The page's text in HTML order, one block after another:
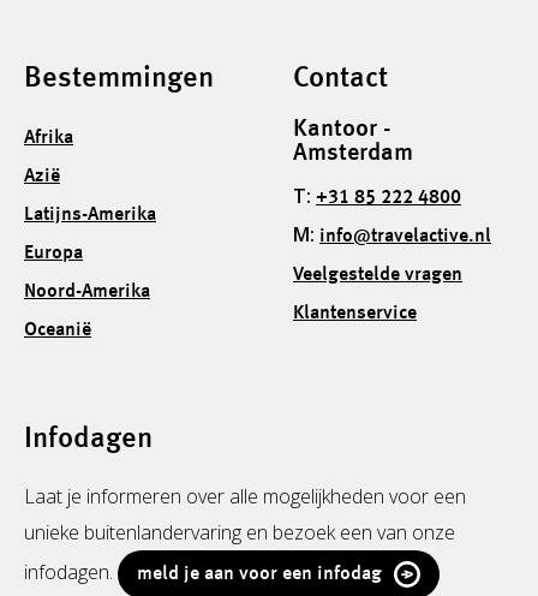
Bestemmingen
Afrika
Azië
Latijns-Amerika
Europa
Noord-Amerika
Oceanië
Contact
Kantoor -
Amsterdam
T: +31 85 222 4800
M: info@travelactive.nl
Veelgestelde vragen
Klantenservice
Infodagen
Laat je informeren over alle mogelijkheden voor een
unieke buitenlandervaring en bezoek een van onze
infodagen.
meld je aan voor een infodag